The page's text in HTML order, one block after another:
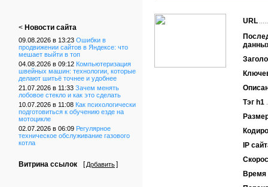
< Новости сайта
09.08.2026 в 13:23 Ошибки в
продвижении сайтов в Яндексе: что
мешает выйти в топ
04.08.2026 в 09:12 Компьютеризация
швейных машин: технологии, которые
делают шитьё точнее и удобнее
21.07.2026 в 11:33 Зачем менять
лобовое стекло и как это сделать
10.07.2026 в 11:08 Как психологически
подготовиться к обучению езде на
мотоцикле
02.07.2026 в 06:09 Регулярное
техническое обслуживание газового
котла
Витрина ссылок [ Добавить]
URL
Тэг h1
IP
Время